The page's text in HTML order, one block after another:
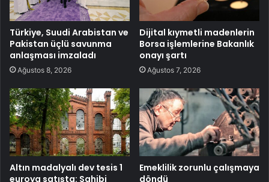
Türkiye, Suudi Arabistan ve
Pakistan üçlü savunma
anlaşması imzaladı
Ağustos 8, 2026
Dijital kıymetli madenlerin
Borsa işlemlerine Bakanlık
onayı şartı
Ağustos 7, 2026
Altın madalyalı dev tesis 1
euroya satışta: Sahibi
Emeklilik zorunlu çalışmaya
döndü